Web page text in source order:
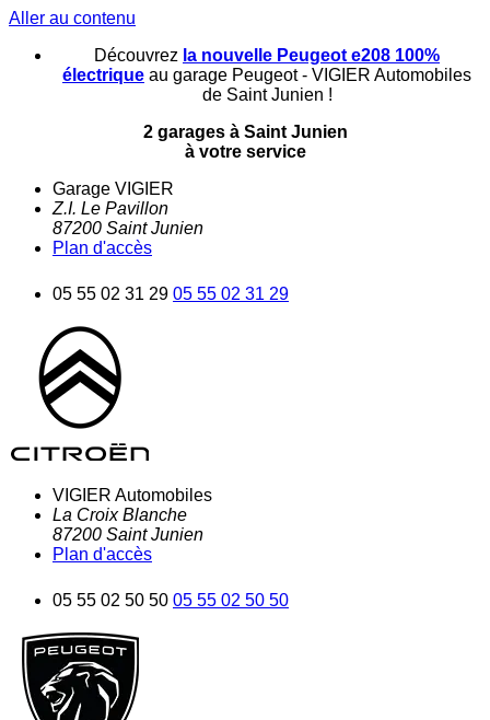
Aller au contenu
Découvrez la nouvelle Peugeot e208 100%
électrique au garage Peugeot - VIGIER Automobiles
de Saint Junien !
2 garages à Saint Junien
à votre service
Garage VIGIER
Z.I. Le Pavillon
87200 Saint Junien
Plan d'accès
05 55 02 31 29 05 55 02 31 29
VIGIER Automobiles
La Croix Blanche
87200 Saint Junien
Plan d'accès
05 55 02 50 50 05 55 02 50 50